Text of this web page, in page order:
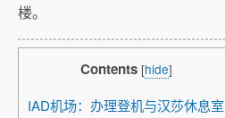
楼。
Contents [hide]
IAD机场：办理登机与汉莎休息室